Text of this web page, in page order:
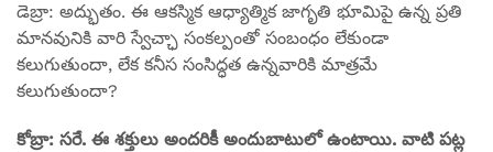
డెబ్రా: అద్భుతం. ఈ ఆకస్మిక ఆధ్యాత్మిక జాగృతి భూమిపై ఉన్న ప్రతి
మానవునికి వారి స్వేచ్ఛా సంకల్పంతో సంబంధం లేకుండా
కలుగుతుందా, లేక కనీస సంసిద్ధత ఉన్నవారికి మాత్రమే
కలుగుతుందా?
కోబ్రా: సరే. ఈ శక్తులు అందరికీ అందుబాటులో ఉంటాయి. వాటి పట్ల